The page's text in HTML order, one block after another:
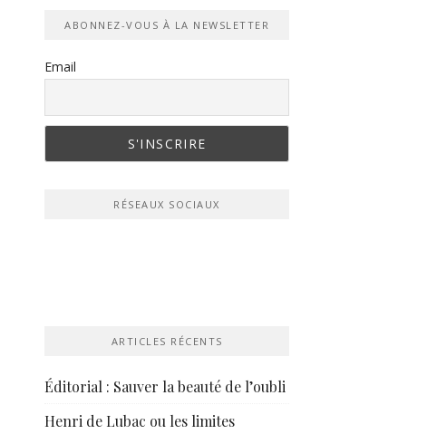
ABONNEZ-VOUS À LA NEWSLETTER
Email
RÉSEAUX SOCIAUX
ARTICLES RÉCENTS
Éditorial : Sauver la beauté de l’oubli
Henri de Lubac ou les limites